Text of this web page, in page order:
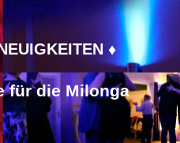
♦
für die Milonga